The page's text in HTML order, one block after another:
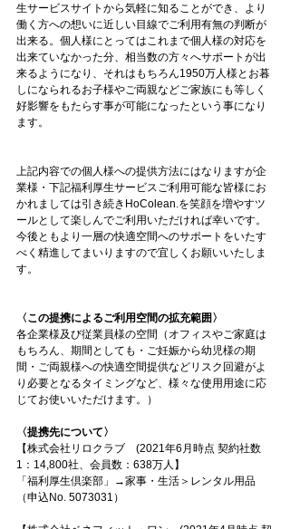
生サービスサイトから気軽に知ることができ、より
働く方への想いに近しい目線でご利用有無の判断が
出来る。個人様にとってはこれまで個人様の対応を
出来ていなかった分、相当数の方々へサポートが出
来るようになり、それはもちろん1950万人様とお暮
しになられるお子様やご両親などご家族にも等しく
好影響をもたらす事が可能になったという事になり
ます。
上記内容での個人様への提供方法にはなりますが企
業様・下記福利厚生サービスご利用可能な皆様にお
かれましては引き続きHoColean.を笑顔を増やすツ
ールとして楽しんでご利用いただければ幸いです。
今後ともより一層の快適空間へのサポートをいたす
べく精進してまいりますので宜しくお願いいたしま
す。
〈この提携によるご利用空間の拡充範囲〉
各企業様及び従業員様の空間（オフィスやご家庭は
もちろん、期間としても・ご妊娠から幼児様の期
間・ご両親様への快適空間提供などリスク回避がよ
り必要となるタイミングなど、様々な使用用途に応
じてお使いいただけます。）
〈提携先について〉
【株式会社リロクラブ　(2021年6月時点 契約社数
1：14,800社、会員数：638万人】
「福利厚生倶楽部」→家事・生活＞レンタル用品
（申込No. 5073031）